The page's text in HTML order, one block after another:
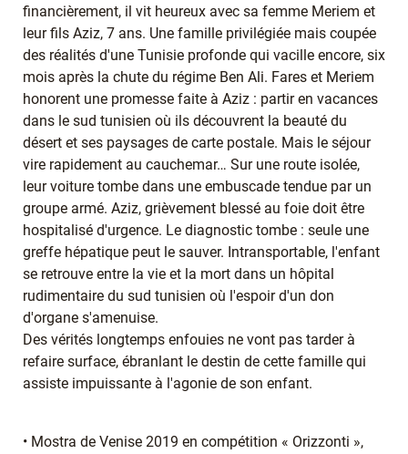
financièrement, il vit heureux avec sa femme Meriem et
leur fils Aziz, 7 ans. Une famille privilégiée mais coupée
des réalités d'une Tunisie profonde qui vacille encore, six
mois après la chute du régime Ben Ali. Fares et Meriem
honorent une promesse faite à Aziz : partir en vacances
dans le sud tunisien où ils découvrent la beauté du
désert et ses paysages de carte postale. Mais le séjour
vire rapidement au cauchemar… Sur une route isolée,
leur voiture tombe dans une embuscade tendue par un
groupe armé. Aziz, grièvement blessé au foie doit être
hospitalisé d'urgence. Le diagnostic tombe : seule une
greffe hépatique peut le sauver. Intransportable, l'enfant
se retrouve entre la vie et la mort dans un hôpital
rudimentaire du sud tunisien où l'espoir d'un don
d'organe s'amenuise.
Des vérités longtemps enfouies ne vont pas tarder à
refaire surface, ébranlant le destin de cette famille qui
assiste impuissante à l'agonie de son enfant.
• Mostra de Venise 2019 en compétition « Orizzonti »,